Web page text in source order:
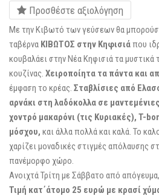
Προσθέστε αξιολόγηση
Με την Κιβωτό των γεύσεων θα
ταβέρνα ΚΙΒΩΤΟΣ στην Κηφισιάπου
κουβαλάει στην Νέα Κηφισιά τα μυστικά
κουζίνας. Χειροποίητα τα πάντα και
έμφαση το κρέας. Σταβλίσιες από
αρνάκι στη λαδόκολλα σε
χοντρό μακαρόνι (τις Κυριακές), T-
μόσχου, και άλλα πολλά και καλά. Το
χαρίζει μοναδικές στιγμές απόλαυσης
πανέμορφο χώρο.
Ανοιχτά Τρίτη με Σάββατο από
Τιμή κατ΄άτομο 25 ευρώ με κρασί